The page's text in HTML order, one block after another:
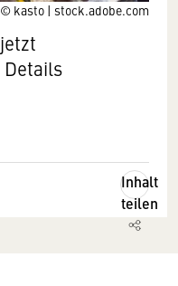
© kasto | stock.adobe.com
Inhalt
teilen